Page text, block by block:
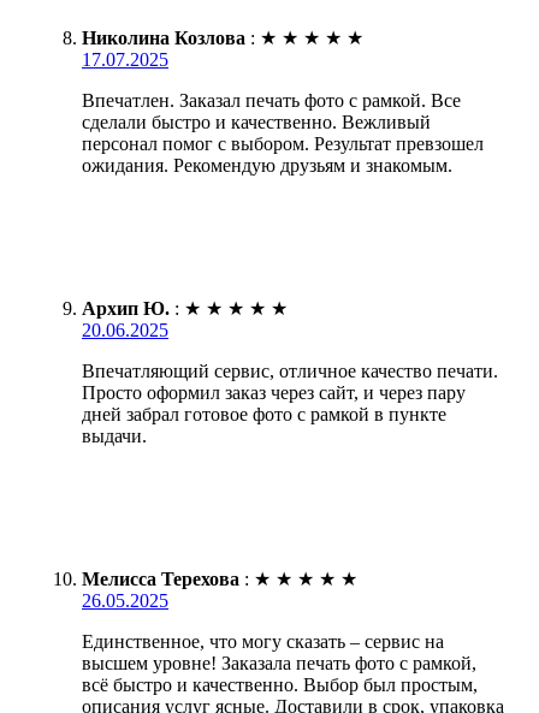
Николина Козлова : ★ ★ ★ ★ ★
17.07.2025
Впечатлен. Заказал печать фото с рамкой. Все
сделали быстро и качественно. Вежливый
персонал помог с выбором. Результат превзошел
ожидания. Рекомендую друзьям и знакомым.
Архип Ю. : ★ ★ ★ ★ ★
20.06.2025
Впечатляющий сервис, отличное качество печати.
Просто оформил заказ через сайт, и через пару
дней забрал готовое фото с рамкой в пункте
выдачи.
Мелисса Терехова : ★ ★ ★ ★ ★
26.05.2025
Единственное, что могу сказать – сервис на
высшем уровне! Заказала печать фото с рамкой,
всё быстро и качественно. Выбор был простым,
описания услуг ясные. Доставили в срок, упаковка